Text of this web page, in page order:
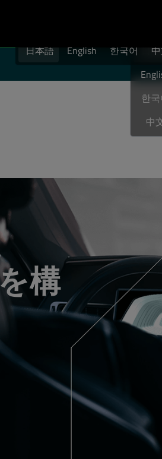
日
한
中
日本語 English 한국어
W310 or feel
構